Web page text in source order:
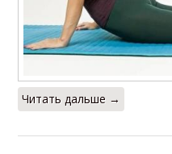
Читать дальше →